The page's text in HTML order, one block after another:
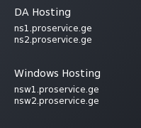
DA Hosting
ns1.proservice.ge
ns2.proservice.ge
Windows Hosting
nsw1.proservice.ge
nsw2.proservice.ge